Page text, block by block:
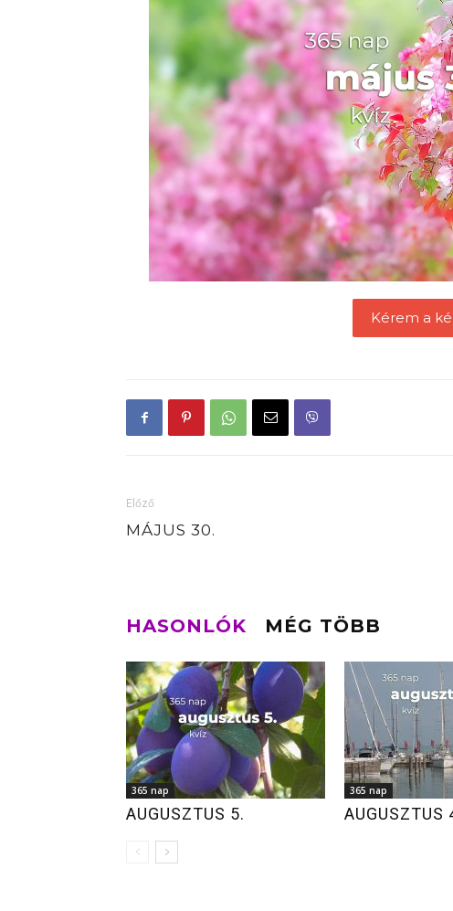
Kérem a
Előző
MÁJUS 30.
HASONLÓK MÉG TÖBB
365 nap
AUGUSZTUS 5.
365 nap
AUGUSZTUS